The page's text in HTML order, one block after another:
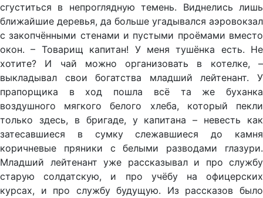
сгуститься в непроглядную темень. Виднелись лишь
ближайшие деревья, да больше угадывался аэровокзал
с закопчёнными стенами и пустыми проёмами вместо
окон. – Товарищ капитан! У меня тушёнка есть. Не
хотите? И чай можно организовать в котелке, –
выкладывал свои богатства младший лейтенант. У
прапорщика в ход пошла всё та же буханка
воздушного мягкого белого хлеба, который пекли
только здесь, в бригаде, у капитана – невесть как
затесавшиеся в сумку слежавшиеся до камня
коричневые пряники с белыми разводами глазури.
Младший лейтенант уже рассказывал и про службу
старую солдатскую, и про учёбу на офицерских
курсах, и про службу будущую. Из рассказов было